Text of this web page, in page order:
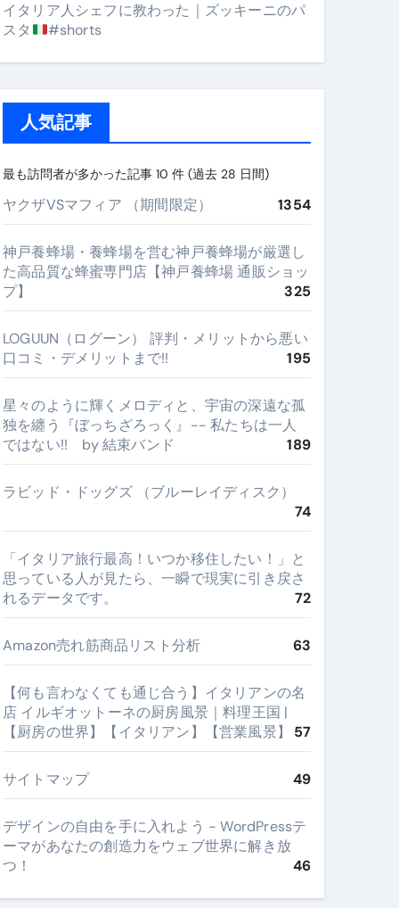
イタリア人シェフに教わった｜ズッキーニのパ
スタ
#shorts
人気記事
最も訪問者が多かった記事 10 件 (過去 28 日間)
ヤクザVSマフィア （期間限定） 1354
神戸養蜂場・養蜂場を営む神戸養蜂場が厳選し
た高品質な蜂蜜専門店【神戸養蜂場 通販ショッ
プ】
325
LOGUUN（ログーン） 評判・メリットから悪い
口コミ・デメリットまで!!
195
星々のように輝くメロディと、宇宙の深遠な孤
独を纏う『ぼっちざろっく』-- 私たちは一人
ではない!! by 結束バンド
189
ラビッド・ドッグズ （ブルーレイディスク）
74
​「イタリア旅行最高！いつか移住したい！」と
思っている人が見たら、一瞬で現実に引き戻さ
れるデータです。
72
Amazon売れ筋商品リスト分析 63
【何も言わなくても通じ合う】イタリアンの名
店 イルギオットーネの厨房風景｜料理王国 |
【厨房の世界】【イタリアン】【営業風景】
57
サイトマップ 49
デザインの自由を手に入れよう - WordPressテ
ーマがあなたの創造力をウェブ世界に解き放
つ！
46